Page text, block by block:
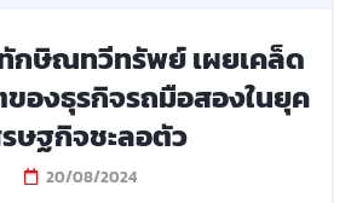
กษิณทวีทรัพย์ เผยเคล็ด
ของธุรกิจรถมือสองในยุค
ษฐกิจชะลอตัว
20/08/2024